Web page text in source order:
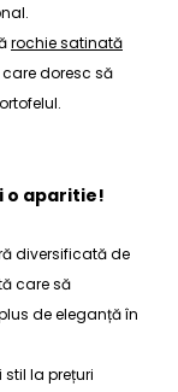
rochie satinată
care doresc să
o aparitie!
diversificată de
care să
de eleganță în
la prețuri